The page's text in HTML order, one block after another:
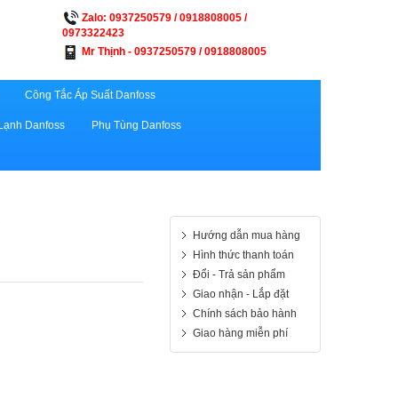
Zalo: 0937250579 / 0918808005 /
0973322423
Mr Thịnh - 0937250579 / 0918808005
Công Tắc Áp Suất Danfoss
Danfoss Phụ Tùng Danfoss
Hướng dẫn mua hàng
Hình thức thanh toán
Đổi - Trả sản phẩm
Giao nhận - Lắp đặt
Chính sách bảo hành
Giao hàng miễn phí